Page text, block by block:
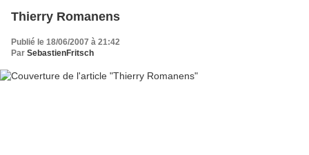
Thierry Romanens
Publié le 18/06/2007 à 21:42
Par SebastienFritsch